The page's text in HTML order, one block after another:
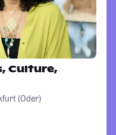
Culture,
(Oder)